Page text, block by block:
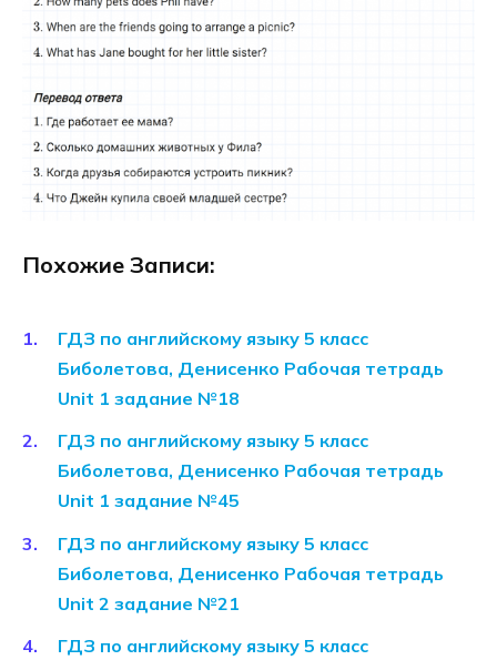
Похожие Записи:
ГДЗ по английскому языку 5 класс
Биболетова, Денисенко Рабочая тетрадь
Unit 1 задание №18
ГДЗ по английскому языку 5 класс
Биболетова, Денисенко Рабочая тетрадь
Unit 1 задание №45
ГДЗ по английскому языку 5 класс
Биболетова, Денисенко Рабочая тетрадь
Unit 2 задание №21
ГДЗ по английскому языку 5 класс